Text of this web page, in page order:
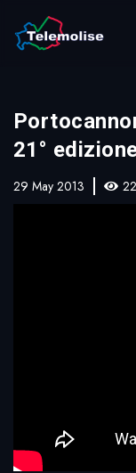
21°
29 May 2013